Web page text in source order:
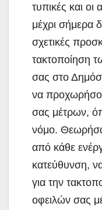
τυπικές και
μέχρι σήμερα
σχετικές
τακτοποίηση
σας στο
να
σας μέτρων,
νόμο.
από κάθε
κατεύθυνση,
για την
οφειλών σας